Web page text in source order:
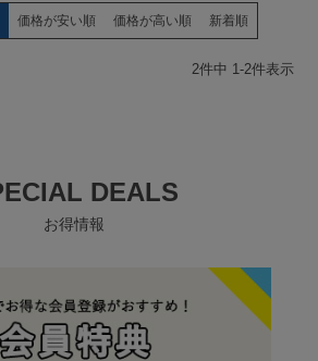
価格が安い順 価格が高い順 新着順
2件中 1-2件表示
DEALS
お得情報